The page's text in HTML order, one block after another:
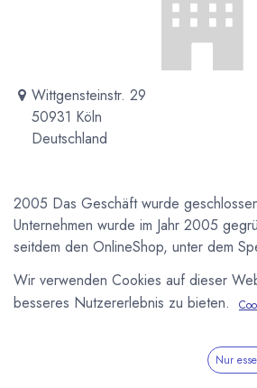
Wittgensteinstr. 29
50931 Köln
Deutschland
2005 Das Geschäft wurde
Unternehmen wurde im Jahr 2005
seitdem den OnlineShop, unter dem
edle Schokoladen der Premium-Marken
Beginn des Jahres 2009 wird darüber
eröffnet.
Wir verwenden Cookies auf dieser
besseres Nutzererlebnis zu bieten.
Nur